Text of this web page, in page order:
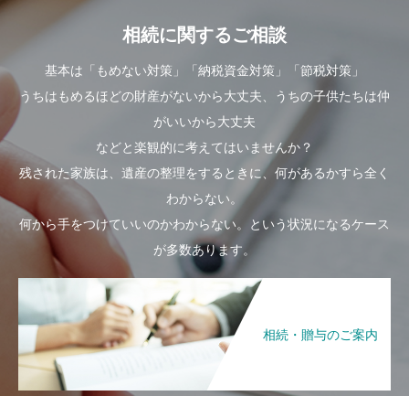
相続に関するご相談
基本は「もめない対策」「納税資金対策」「節税対策」
うちはもめるほどの財産がないから大丈夫、うちの子供たちは仲
がいいから大丈夫
などと楽観的に考えてはいませんか？
残された家族は、遺産の整理をするときに、何があるかすら全く
わからない。
何から手をつけていいのかわからない。という状況になるケース
が多数あります。
相続・贈与のご案内